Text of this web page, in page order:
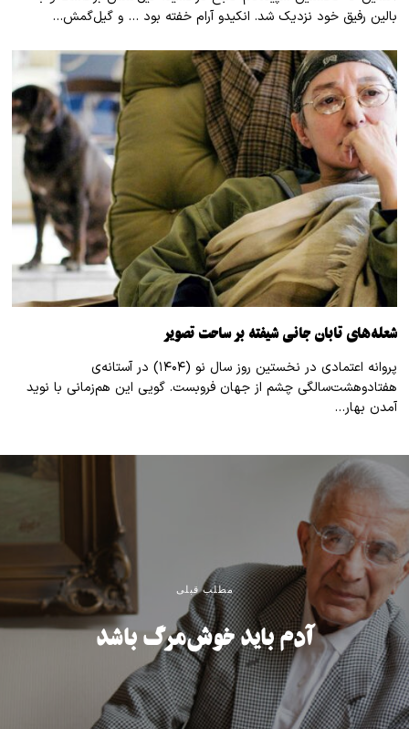
بالین رفیق خود نزدیک شد. انکیدو آرام خفته بود … و گیل‌گمش…
شعله‌های تابان جانی شیفته بر ساحت تصویر
پروانه اعتمادی در نخستین روز سال نو (۱۴۰۴) در آستانه‌ی
هفتادوهشت‌سالگی چشم از جهان فروبست. گویی این هم‌زمانی با نوید
آمدن بهار…
مطلب قبلی
آدم باید خوش‌مرگ باشد